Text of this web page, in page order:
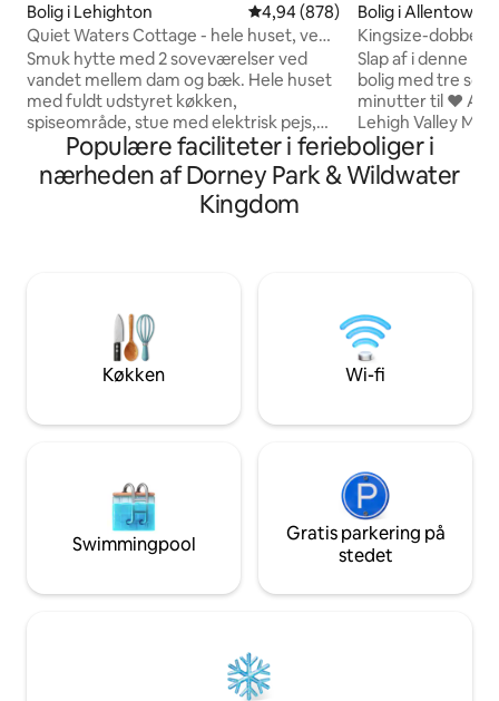
Bolig i Lehighton 4,94 ud af 5 i gennemsnitlig
4,94 (878)
Quiet Waters Cottage - hele huset, ved
vandet!
Smuk hytte med 2 soveværelser ved
vandet mellem dam og bæk. Hele huset
med fuldt udstyret køkken,
spiseområde, stue med elektrisk pejs,
arbejdsområder med
højhastighedsinternet, bøger, spil og
ROKU-TV. Det primære soveværelse
vender ud mod dammen; det andet
siddepladser ved vandet. Dette særlige
feriested ligger tæt på butikker og
Poconos' sæsonbestemte aktiviteter.
Det er gemt væk, så du kan slappe af og
Bolig i Allentown
Kingsize-
kontor | 10
Slap af i denne
bolig med tre
minutter til ❤︎
Lehigh Valley
Water Kingdom
historiske
dobbeltseng i
✔ Nem indtjekning uden vært ✔
Professionelt
3 soveværelser
Populære faciliteter i ferieboliger i
nærheden af Dorney Park & Wildwater
Kingdom
Køkken Wi-fi
Swimmingpool
Gratis parkering på
stedet